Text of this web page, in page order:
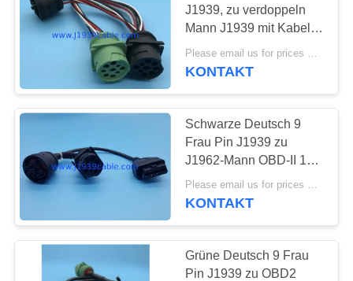
ÜBER
FABRIK-
AUSFLUG
QUALITÄTSKONTROLLE
TRETEN
SIE
Kabel J1939
34
38
J1939, zu verdoppeln
Mann J1939 mit Kabel
der Quadrat-Flansch-
Spalten-Y
Please email us for prices MOQ:100 Stück
KONTAKT
Schwarze Deutsch 9
Frau Pin J1939 zu
J1962-Mann OBD-II 16
Pin Female und J1939
spaltete y-Kabel auf
Please email us for prices MOQ:100 Stück
KONTAKT
Grüne Deutsch 9 Frau
Pin J1939 zu OBD2